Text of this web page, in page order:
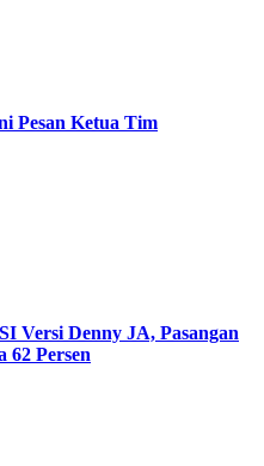
Pesan Ketua Tim
Versi Denny JA, Pasangan
62 Persen